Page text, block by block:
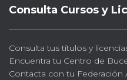
Consulta Cursos y
Consulta tus títulos y
Encuentra tu Centro de
Contacta con tu Federación